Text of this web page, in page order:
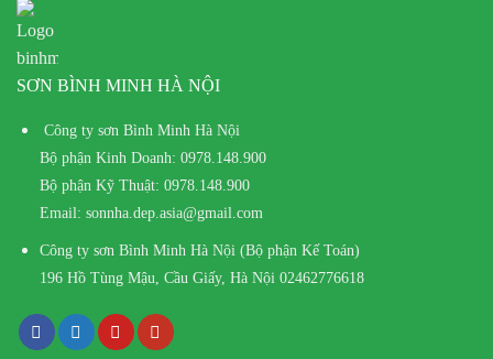
SƠN BÌNH MINH HÀ NỘI
Công ty sơn Bình Minh Hà Nội
Bộ phận Kinh Doanh: 0978.148.900
Bộ phận Kỹ Thuật: 0978.148.900
Email: sonnha.dep.asia@gmail.com
Công ty sơn Bình Minh Hà Nội (Bộ phận Kế Toán)
196 Hồ Tùng Mậu, Cầu Giấy, Hà Nội 02462776618